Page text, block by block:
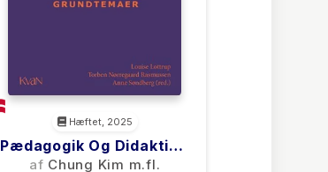
Hæftet, 2025
Pædagogik Og Didaktik -
Grundtemaer
af Chung Kim m.fl.